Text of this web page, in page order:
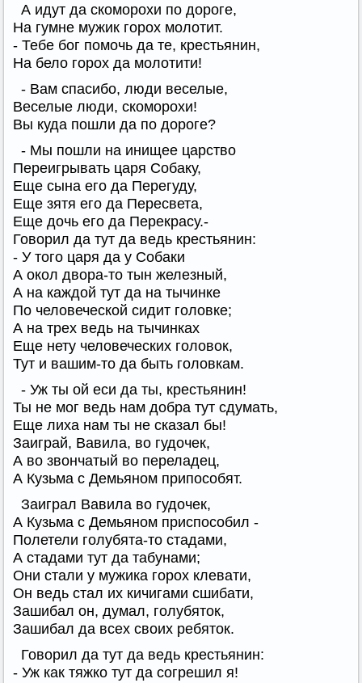
А идут да скоморохи по дороге,
На гумне мужик горох молотит.
- Тебе бог помочь да те, крестьянин,
На бело горох да молотити!
- Вам спасибо, люди веселые,
Веселые люди, скоморохи!
Вы куда пошли да по дороге?
- Мы пошли на инищее царство
Переигрывать царя Собаку,
Еще сына его да Перегуду,
Еще зятя его да Пересвета,
Еще дочь его да Перекрасу.-
Говорил да тут да ведь крестьянин:
- У того царя да у Собаки
А окол двора-то тын железный,
А на каждой тут да на тычинке
По человеческой сидит головке;
А на трех ведь на тычинках
Еще нету человеческих головок,
Тут и вашим-то да быть головкам.
- Уж ты ой еси да ты, крестьянин!
Ты не мог ведь нам добра тут сдумать,
Еще лиха нам ты не сказал бы!
Заиграй, Вавила, во гудочек,
А во звончатый во переладец,
А Кузьма с Демьяном припособят.
Заиграл Вавила во гудочек,
А Кузьма с Демьяном приспособил -
Полетели голубята-то стадами,
А стадами тут да табунами;
Они стали у мужика горох клевати,
Он ведь стал их кичигами сшибати,
Зашибал он, думал, голубяток,
Зашибал да всех своих ребяток.
Говорил да тут да ведь крестьянин:
- Уж как тяжко тут да согрешил я!